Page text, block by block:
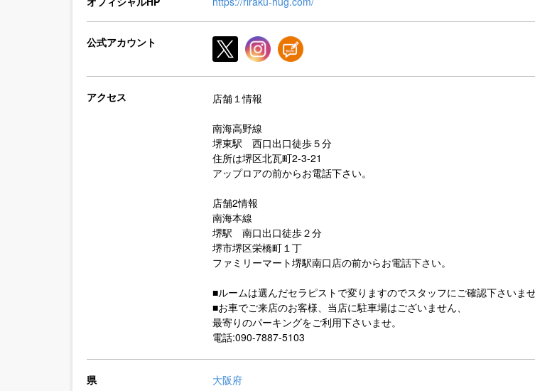
公式アカウント
アクセス 店舗１情報
南海高野線
堺東駅 西口出口徒歩５分
住所は堺区北瓦町2-3-21
アップロアの前からお電話下さい。
店舗2情報
南海本線
堺駅 南口出口徒歩２分
堺市堺区栄橋町１丁
ファミリーマート堺駅南口店の前からお電話下さい。
■ルームは選んだセラピストで変りますのでスタッフにご確認下さいませ
■お車でご来店のお客様、当店に駐車場はございません、
最寄りのパーキングをご利用下さいませ。
電話:090-7887-5103
県 大阪府